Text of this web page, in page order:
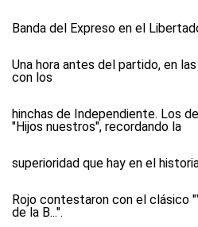
Banda del Expreso en el
Una hora antes del partido, en
con los
hinchas de Independiente. Los
"Hijos nuestros", recordando la
superioridad que hay en el
Rojo contestaron con el clásico
de la B...".